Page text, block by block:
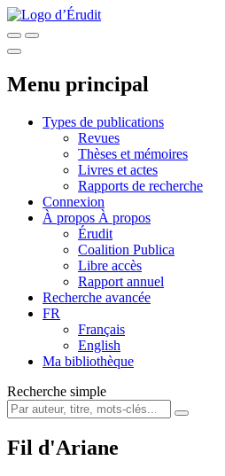
Menu principal
Types de publications
Revues
Thèses et mémoires
Livres et actes
Rapports de recherche
Connexion
À propos À propos
Érudit
Coalition Publica
Libre accès
Rapport annuel
Recherche avancée
FR
Français
English
Ma bibliothèque
Recherche simple
Fil d'Ariane